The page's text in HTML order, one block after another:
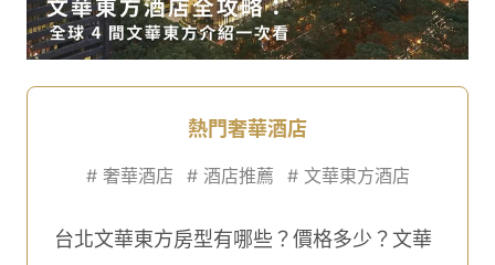
熱門奢華酒店
# 奢華酒店 # 酒店推薦 # 文華東方酒店
台北文華東方房型有哪些？價格多少？文華